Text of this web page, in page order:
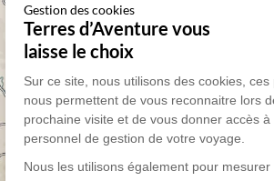
Gestion des cookies
Terres d’Aventure vous
laisse le choix
Sur ce site, nous utilisons des cookies,
nous permettent de vous reconnaitre lors
prochaine visite et de vous donner accès à
personnel de gestion de votre voyage.
Nous les utilisons également pour mesurer
Installation dans votre
et briefing sur le séjour.